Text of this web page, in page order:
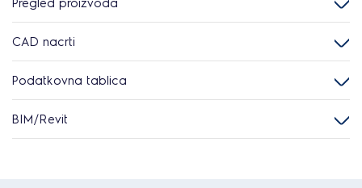
CAD nacrti
Podatkovna tablica
BIM/Revit